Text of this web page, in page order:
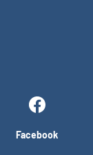
Facebook